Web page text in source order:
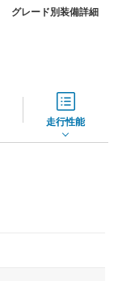
楽天Car車検で
グレード別装備詳細
走行性能